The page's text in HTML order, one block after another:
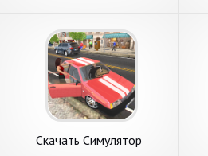
монеты] APK на Андроид
Скачать Симулятор